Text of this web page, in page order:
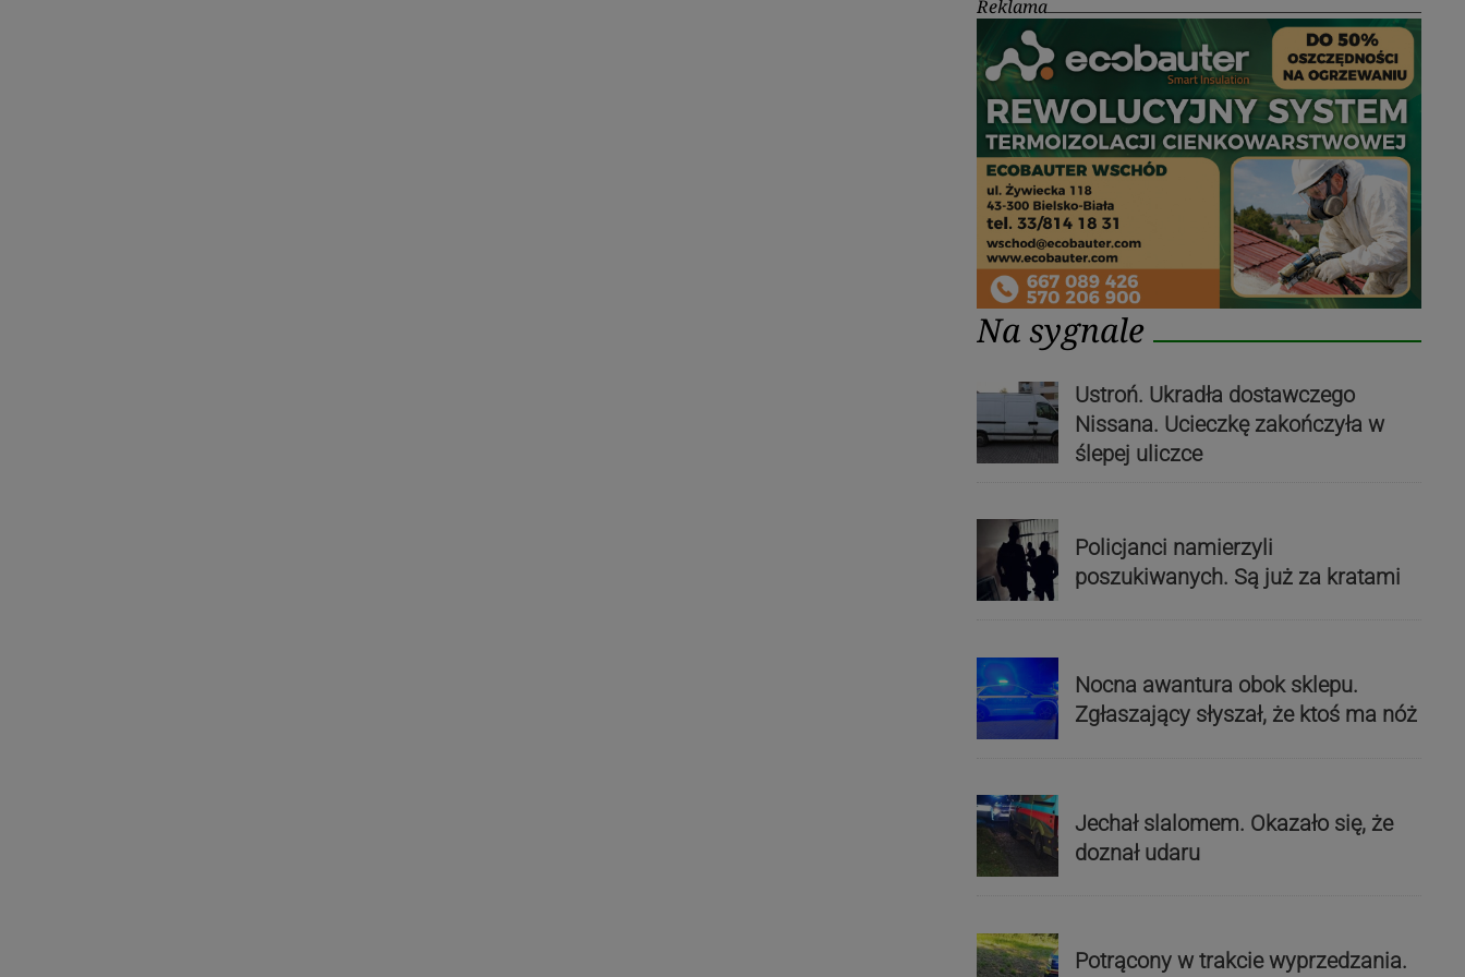
Reklama
Na sygnale
Ustroń. Ukradła dostawczego
Nissana. Ucieczkę zakończyła w
ślepej uliczce
Policjanci namierzyli
poszukiwanych. Są już za kratami
Nocna awantura obok sklepu.
Zgłaszający słyszał, że ktoś ma nóż
Jechał slalomem. Okazało się, że
doznał udaru
Potrącony w trakcie wyprzedzania.